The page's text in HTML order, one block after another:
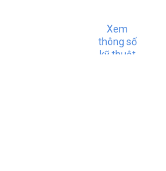
Xem
thông số
kỹ thuật